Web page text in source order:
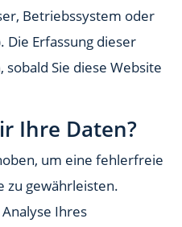
Betriebssystem oder
Die Erfassung dieser
Sie diese Website
Ihre Daten?
um eine fehlerfreie
zu gewährleisten.
Ihres